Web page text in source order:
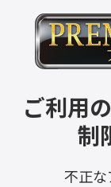
ご利用
制
不正な